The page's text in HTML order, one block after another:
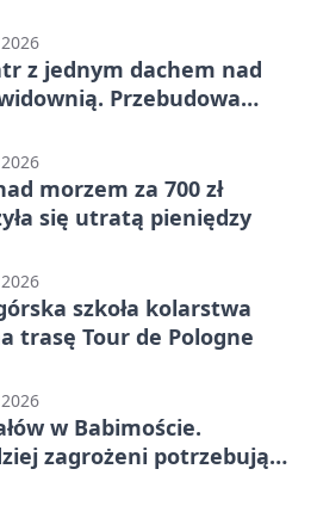
z jednym dachem nad
Przebudowa
morzem za 700 zł
się utratą pieniędzy
szkoła kolarstwa
trasę Tour de Pologne
w Babimoście.
zagrożeni potrzebują